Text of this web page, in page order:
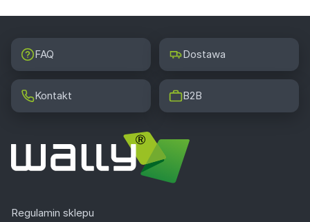
FAQ Dostawa
Kontakt B2B
Regulamin sklepu